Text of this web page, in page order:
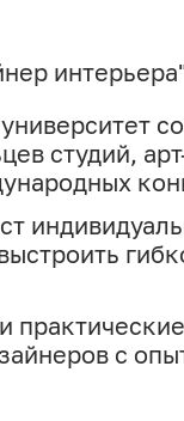
студий,
с